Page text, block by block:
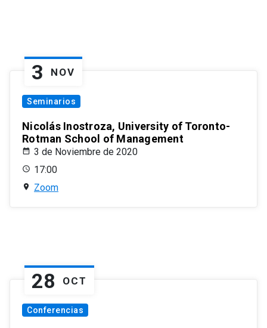
3 NOV
Seminarios
Nicolás Inostroza, University of Toronto-
Rotman School of Management
3 de Noviembre de 2020
17:00
Zoom
28 OCT
Conferencias